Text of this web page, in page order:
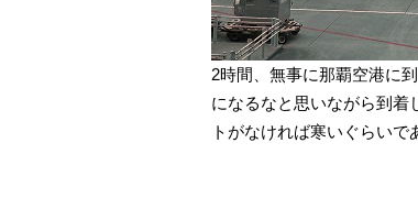
2時間、無事に那覇空港に
になるなと思いながら到着
トがなければ寒いぐらいで